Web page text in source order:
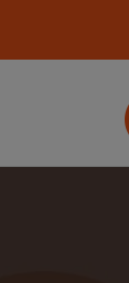
contenido